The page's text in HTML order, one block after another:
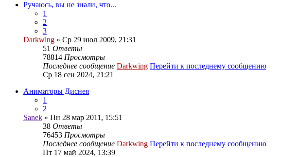
Ручаюсь, вы не знали, что...
1
2
3
Darkwing » Ср 29 июл 2009, 21:31
51 Ответы
78814 Просмотры
Последнее сообщение Darkwing Перейти к последнему сообщению
Ср 18 сен 2024, 21:21
Аниматоры Диснея
1
2
Sanek » Пн 28 мар 2011, 15:51
38 Ответы
76453 Просмотры
Последнее сообщение Darkwing Перейти к последнему сообщению
Пт 17 май 2024, 13:39